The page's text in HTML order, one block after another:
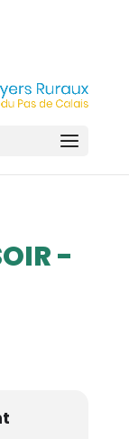
-